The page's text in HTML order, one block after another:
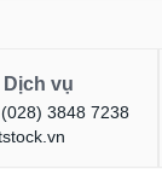
vụ
3848 7238